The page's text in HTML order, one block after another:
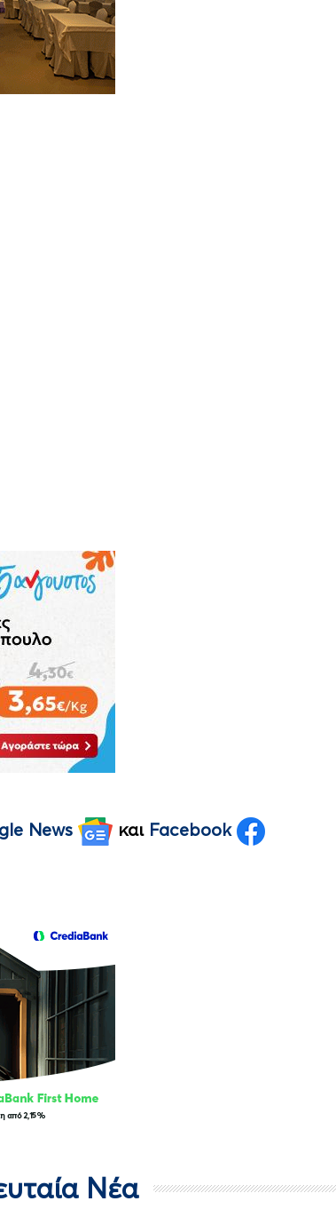
News και Facebook
Νέα